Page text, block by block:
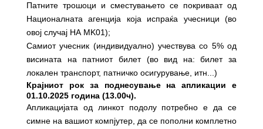
Патните трошоци и сместувањето се покриваат од
Националната агенција која испраќа учесници (во
овој случај НА MK01);
Самиот учесник (индивидуално) учествува со 5% од
висината на патниот билет (во вид на: билет за
локален транспорт, патничко осигурување, итн...)
Крајниот рок за поднесување на апликации е
01.10.2025 година (13.00ч).
Апликацијата од линкот подолу потребно е да се
симне на вашиот компјутер, да се пополни комплетно